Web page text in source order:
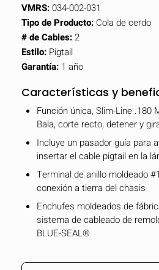
VMRS:034-002-031
Tipo de Producto: Cola de cerdo
# de Cables:2
Estilo: Pigtail
Garantía: 1 año
Características y
Función única, Slim-Line .180
Bala, corte recto, detener y
Incluye un pasador guía para
insertar el cable pigtail en la
Terminal de anillo moldeado
conexión a tierra del chasis
Enchufes moldeados de
sistema de cableado de
BLUE-SEAL®